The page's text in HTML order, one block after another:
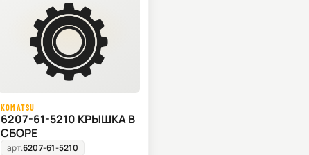
KOMATSU
6207-61-5210 КРЫШКА В
СБОРЕ
арт.6207-61-5210